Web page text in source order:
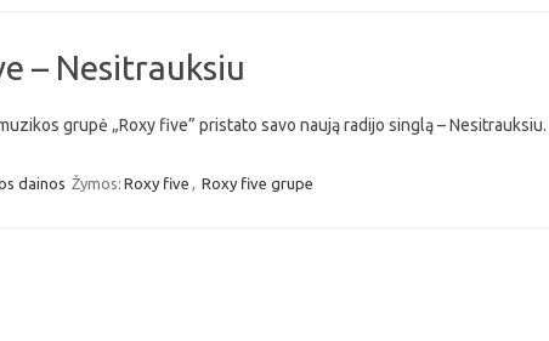
– Nesitrauksiu
grupė „Roxy five” pristato savo naują radijo singlą – Nesitrauksiu.
dainos Žymos: Roxy five , Roxy five grupe